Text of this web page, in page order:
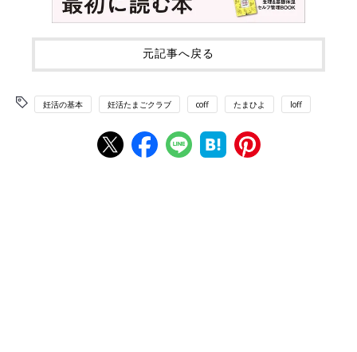
元記事へ戻る
妊活の基本 妊活たまごクラブ coff たまひよ loff